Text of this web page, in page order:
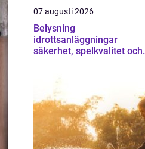
07 augusti 2026
Belysning
idrottsanläggningar
säkerhet, spelkvalitet och